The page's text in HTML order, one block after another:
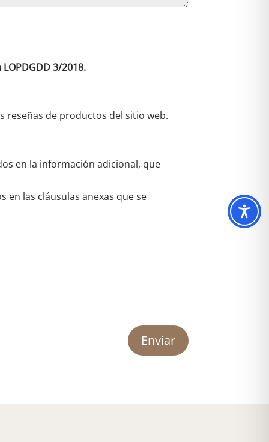
3/2018.
reseñas de productos del sitio web.
en la información adicional, que
las cláusulas anexas que se
Enviar